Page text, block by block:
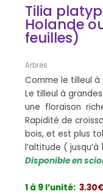
Tilia
Holande
feuilles)
Arbres
Comme le tilleul
Le tilleul à
une floraison
Rapidité de
bois, et est plus
l’altitude ( jusqu’à
Disponible en
1 à 9 l’unité: